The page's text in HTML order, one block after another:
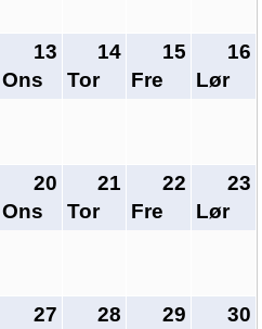
13
Ons
14
Tor
15
Fre
16
Lør
20
Ons
21
Tor
22
Fre
23
Lør
27
28
29
30